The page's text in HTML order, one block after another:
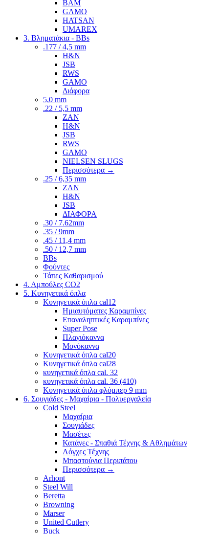
BAM
GAMO
HATSAN
UMAREX
3. Βληματάκια - BBs
.177 / 4,5 mm
H&N
JSB
RWS
GAMO
Διάφορα
5,0 mm
.22 / 5,5 mm
ZAN
H&N
JSB
RWS
GAMO
NIELSEN SLUGS
Περισσότερα →
.25 / 6,35 mm
ZAN
H&N
JSB
ΔΙΑΦΟΡΑ
.30 / 7.62mm
.35 / 9mm
.45 / 11,4 mm
.50 / 12,7 mm
BBs
Φούντες
Τάπες Καθαρισμού
4. Αμπούλες CO2
5. Κυνηγετικά όπλα
Κυνηγετικά όπλα cal12
Ημιαυτόματες Καραμπίνες
Επαναληπτικές Καραμπίνες
Super Pose
Πλαγιόκαννα
Μονόκαννα
Κυνηγετικά όπλα cal20
Κυνηγετικά όπλα cal28
κυνηγετικά όπλα cal. 32
κυνηγετικά όπλα cal. 36 (410)
Κυνηγετικά όπλα φλόμπερ 9 mm
6. Σουγιάδες - Μαχαίρια - Πολυεργαλεία
Cold Steel
Μαχαίρια
Σουγιάδες
Μασέτες
Κατάνες - Σπαθιά Τέχνης & Αθλημάτων
Λόγχες Τέχνης
Μπαστούνια Περιπάτου
Περισσότερα →
Arhont
Steel Will
Beretta
Browning
Marser
United Cutlery
Buck